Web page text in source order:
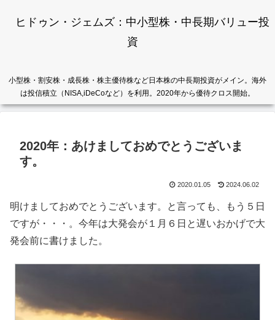
ヒドゥン・ジェムズ：中小型株・中長期バリュー投
資
小型株・割安株・成長株・株主優待株など日本株の中長期投資がメイン。海外
は投信積立（NISA,iDeCoなど）を利用。2020年から優待クロス開始。
2020年：あけましておめでとうございま
す。
2020.01.05 2024.06.02
明けましておめでとうございます。と言っても、もう５日
ですが・・・。今年は大発会が１月６日と遅いおかげで大
発会前に書けました。